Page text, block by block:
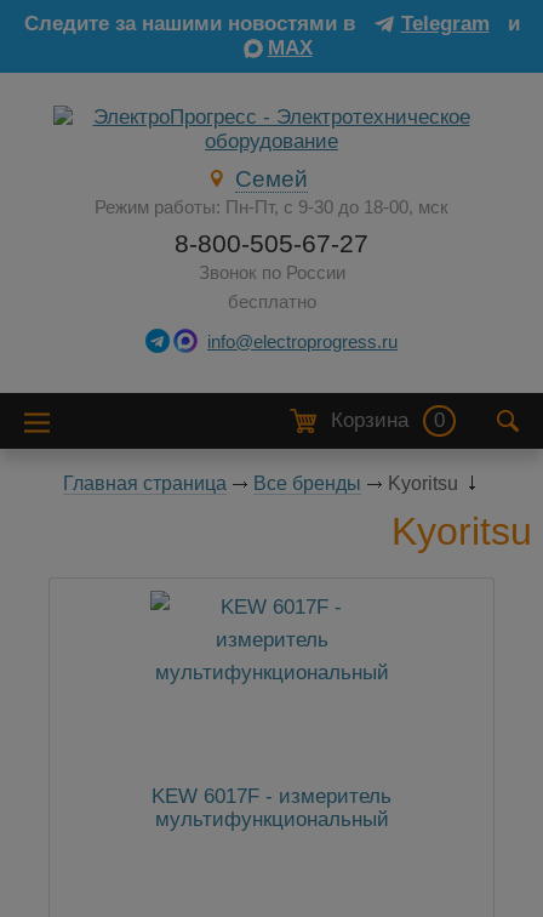
Следите за нашими новостями в Telegram
и
MAX
Семей
Режим работы: Пн-Пт, с 9-30 до 18-00, мск
8-800-505-67-27
Звонок по России
бесплатно
info@electroprogress.ru
Корзина 0
Главная страница Все бренды Kyoritsu
Kyoritsu
KEW 6017F - измеритель
мультифункциональный